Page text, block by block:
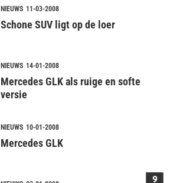
NIEUWS 11-03-2008
Schone SUV ligt op de loer
NIEUWS 14-01-2008
Mercedes GLK als ruige en softe
versie
NIEUWS 10-01-2008
Mercedes GLK
9